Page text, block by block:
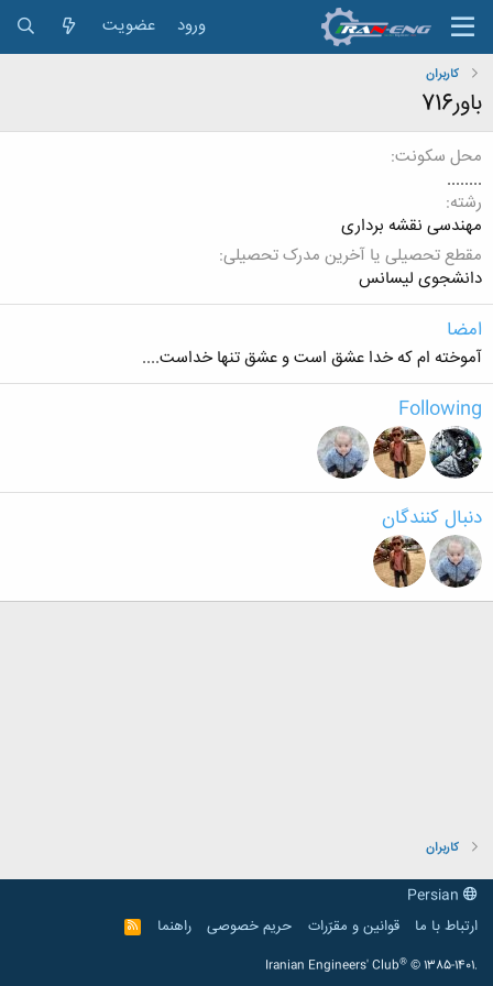
ورود عضویت
کاربران
باور716
محل سکونت
........
رشته
مهندسی نقشه برداری
مقطع تحصیلی یا آخرین مدرک تحصیلی
دانشجوی لیسانس
امضا
آموخته ام که خدا عشق است و عشق تنها خداست....
Following
دنبال کنندگان
کاربران
ارتباط با ما
قوانین و مقرّرات حریم خصوصی راهنما
R
S
Iranian Engineers' Club® © 1385-1401.